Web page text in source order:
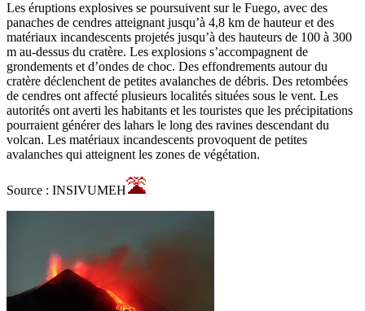
Les éruptions explosives se poursuivent sur le Fuego, avec des
panaches de cendres atteignant jusqu’à 4,8 km de hauteur et des
matériaux incandescents projetés jusqu’à des hauteurs de 100 à 300
m au-dessus du cratère. Les explosions s’accompagnent de
grondements et d’ondes de choc. Des effondrements autour du
cratère déclenchent de petites avalanches de débris. Des retombées
de cendres ont affecté plusieurs localités situées sous le vent. Les
autorités ont averti les habitants et les touristes que les précipitations
pourraient générer des lahars le long des ravines descendant du
volcan. Les matériaux incandescents provoquent de petites
avalanches qui atteignent les zones de végétation.
Source : INSIVUMEH